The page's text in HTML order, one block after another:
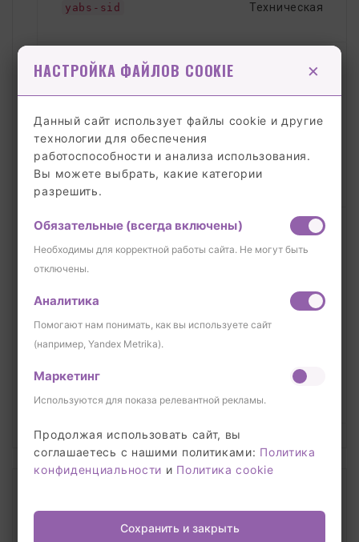
НАСТРОЙКА ФАЙЛОВ COOKIE ×
Данный сайт использует файлы cookie и другие
технологии для обеспечения
работоспособности и анализа использования.
Вы можете выбрать, какие категории
разрешить.
Обязательные (всегда включены)
Необходимы для корректной работы сайта. Не могут быть
отключены.
Аналитика
Помогают нам понимать, как вы используете сайт
(например, Yandex Metrika).
Маркетинг
Используются для показа релевантной рекламы.
Продолжая использовать сайт, вы
соглашаетесь с нашими политиками: Политика
конфиденциальности и Политика cookie
Сохранить и закрыть
yabs-sid Техническая
i
Техническая
yandexuid
yuidss
ymex
Аналитическая
4. LOCALSTORAGE